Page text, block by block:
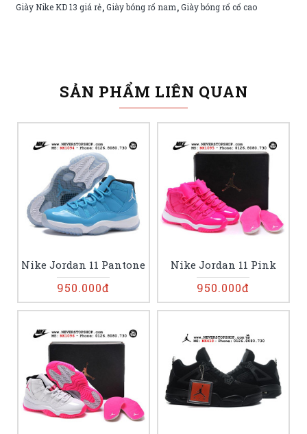
Giày Nike KD 13 giá rẻ,Giày bóng rổ nam,Giày bóng rổ cổ cao
SẢN PHẨM LIÊN QUAN
Nike Jordan 11 Pantone
950.000đ
Nike Jordan 11 Pink
950.000đ